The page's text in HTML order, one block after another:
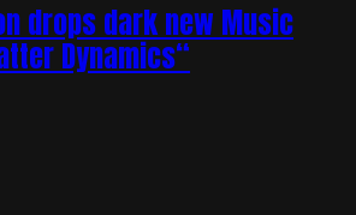
drops dark new Music
Dynamics“